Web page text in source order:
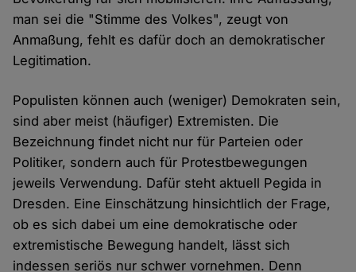
man sei die "Stimme des Volkes", zeugt von
Anmaßung, fehlt es dafür doch an demokratischer
Legitimation.
Populisten können auch (weniger) Demokraten sein,
sind aber meist (häufiger) Extremisten. Die
Bezeichnung findet nicht nur für Parteien oder
Politiker, sondern auch für Protestbewegungen
jeweils Verwendung. Dafür steht aktuell Pegida in
Dresden. Eine Einschätzung hinsichtlich der Frage,
ob es sich dabei um eine demokratische oder
extremistische Bewegung handelt, lässt sich
indessen seriös nur schwer vornehmen. Denn